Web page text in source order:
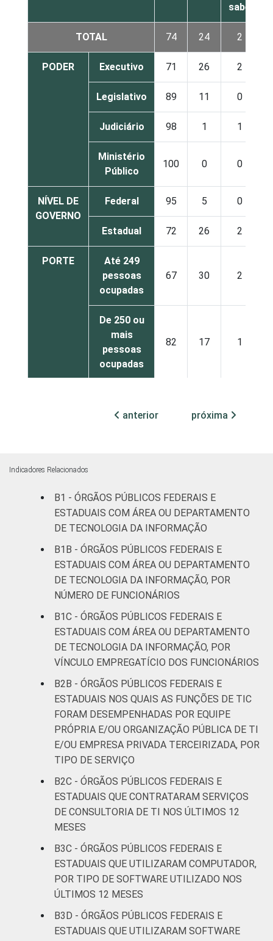
sabe
TOTAL 74 24 2
PODER Executivo 71 26 2
Legislativo 89 11 0
Judiciário 98 1 1
Ministério
Público
100 0 0
NÍVEL DE
GOVERNO
Federal 95 5 0
Estadual 72 26 2
PORTE
Até 249
pessoas
ocupadas
67 30 2
De 250 ou
mais
pessoas
ocupadas
82 17 1
declarado
Sociedade da Informação (Cetic.br),
informação e comunicação no setor público
brasileiro - TIC Governo Eletrônico 2017
anterior próxima
Indicadores Relacionados
B1 - ÓRGÃOS PÚBLICOS FEDERAIS E
ESTADUAIS COM ÁREA OU DEPARTAMENTO
DE TECNOLOGIA DA INFORMAÇÃO
B1B - ÓRGÃOS PÚBLICOS FEDERAIS E
ESTADUAIS COM ÁREA OU DEPARTAMENTO
DE TECNOLOGIA DA INFORMAÇÃO, POR
NÚMERO DE FUNCIONÁRIOS
B1C - ÓRGÃOS PÚBLICOS FEDERAIS E
ESTADUAIS COM ÁREA OU DEPARTAMENTO
DE TECNOLOGIA DA INFORMAÇÃO, POR
VÍNCULO EMPREGATÍCIO DOS FUNCIONÁRIOS
B2B - ÓRGÃOS PÚBLICOS FEDERAIS E
ESTADUAIS NOS QUAIS AS FUNÇÕES DE TIC
FORAM DESEMPENHADAS POR EQUIPE
PRÓPRIA E/OU ORGANIZAÇÃO PÚBLICA DE TI
E/OU EMPRESA PRIVADA TERCEIRIZADA, POR
TIPO DE SERVIÇO
B2C - ÓRGÃOS PÚBLICOS FEDERAIS E
ESTADUAIS QUE CONTRATARAM SERVIÇOS
DE CONSULTORIA DE TI NOS ÚLTIMOS 12
MESES
B3C - ÓRGÃOS PÚBLICOS FEDERAIS E
ESTADUAIS QUE UTILIZARAM COMPUTADOR,
POR TIPO DE SOFTWARE UTILIZADO NOS
ÚLTIMOS 12 MESES
B3D - ÓRGÃOS PÚBLICOS FEDERAIS E
ESTADUAIS QUE UTILIZARAM SOFTWARE